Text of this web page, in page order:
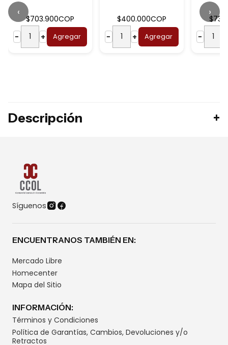
$703.900COP
−
+ Agregar
$400.000COP
−
+ Agregar
−
‹ ›
Descripción
Síguenos
ENCUENTRANOS TAMBIÉN EN:
Mercado Libre
Homecenter
Mapa del Sitio
INFORMACIÓN:
Términos y Condiciones
Política de Garantías, Cambios, Devoluciones y/o
Retractos